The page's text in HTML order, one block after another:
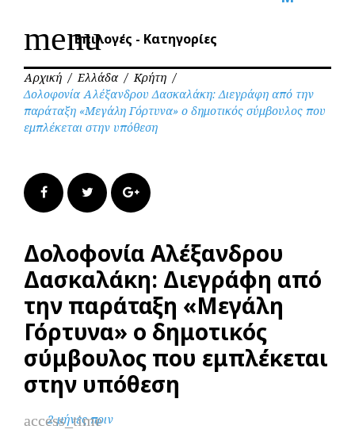
menuΕπιλογές - Κατηγορίες
Αρχική / Ελλάδα / Κρήτη /
Δολοφονία Αλέξανδρου Δασκαλάκη: Διεγράφη από την
παράταξη «Μεγάλη Γόρτυνα» ο δημοτικός σύμβουλος που
εμπλέκεται στην υπόθεση
FacebookTwitter Google+
Δολοφονία Αλέξανδρου
Δασκαλάκη: Διεγράφη από
την παράταξη «Μεγάλη
Γόρτυνα» ο δημοτικός
σύμβουλος που εμπλέκεται
στην υπόθεση
access_time
2 μήνες πριν